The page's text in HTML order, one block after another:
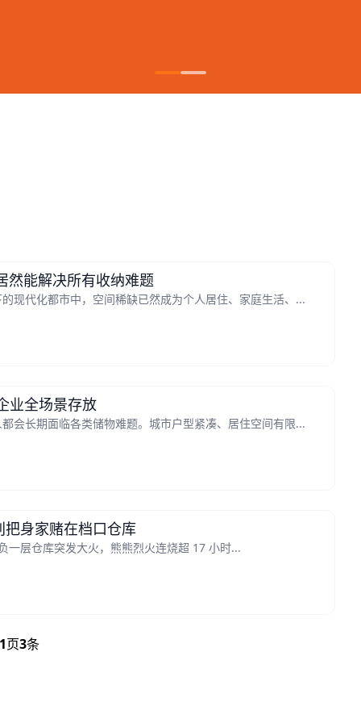
然能解决所有收纳难题
现代化都市中，空间稀缺已然成为个人居住、家庭生活、...
业全场景存放
会长期面临各类储物难题。城市户型紧凑、居住空间有限...
身家赌在档口仓库
一层仓库突发大火，熊熊烈火连烧超 17 小时...
1页3条